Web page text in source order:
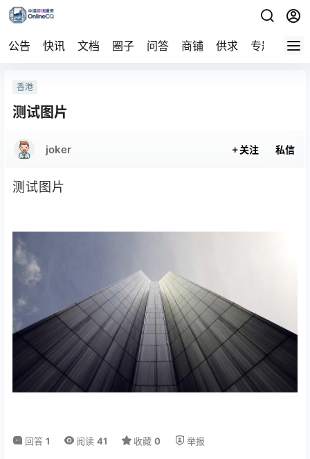
公告 快讯 文档 圈子 问答 商铺 供求 专题 导航
香港
测试图片
joker 关注 私信
测试图片
回答 1 阅读 41 收藏 0 举报